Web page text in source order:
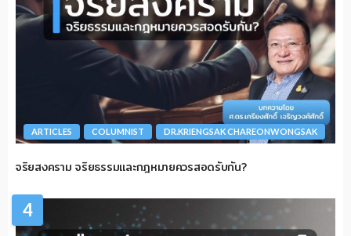
ARTICLES COLUMNIST DR.KRIENGSAK CHAREONWONGSAK
จริยสงคราม จริยธรรมและกฎหมายควรสอดรับกัน?
4